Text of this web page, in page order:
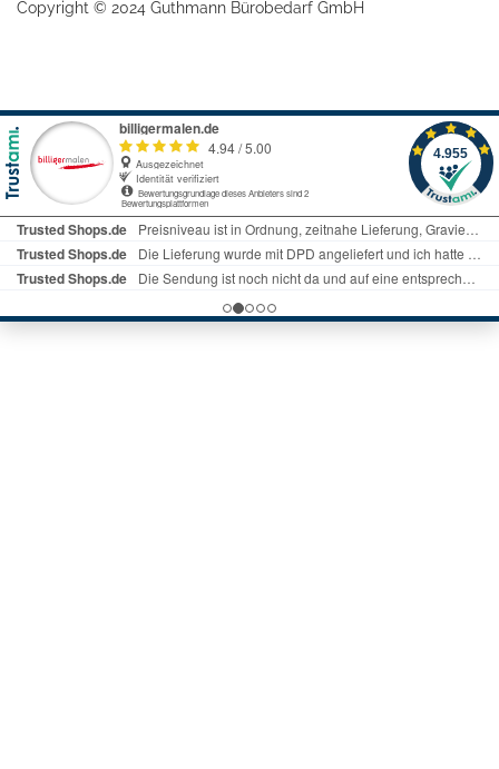
Copyright © 2024 Guthmann Bürobedarf GmbH